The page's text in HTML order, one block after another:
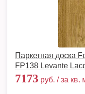
Паркетная доска
FP138 Levante
7173 руб. / за кв.